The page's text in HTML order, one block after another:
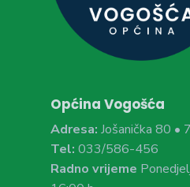
Općina Vogošća
Adresa: Jošanička 80 •
Tel: 033/586-456
Radno vrijeme